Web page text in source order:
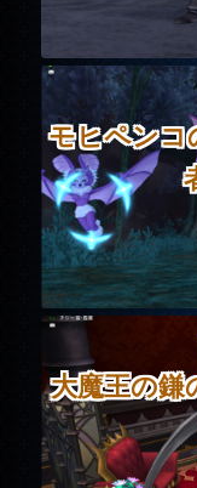
モヒペンコ
大魔王の鎌